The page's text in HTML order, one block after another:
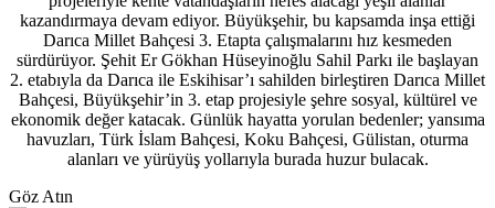
kazandırmaya devam ediyor. Büyükşehir, bu kapsamda inşa ettiği
Darıca Millet Bahçesi 3. Etapta çalışmalarını hız kesmeden
sürdürüyor. Şehit Er Gökhan Hüseyinoğlu Sahil Parkı ile başlayan
2. etabıyla da Darıca ile Eskihisar’ı sahilden birleştiren Darıca Millet
Bahçesi, Büyükşehir’in 3. etap projesiyle şehre sosyal, kültürel ve
ekonomik değer katacak. Günlük hayatta yorulan bedenler; yansıma
havuzları, Türk İslam Bahçesi, Koku Bahçesi, Gülistan, oturma
alanları ve yürüyüş yollarıyla burada huzur bulacak.
Göz Atın